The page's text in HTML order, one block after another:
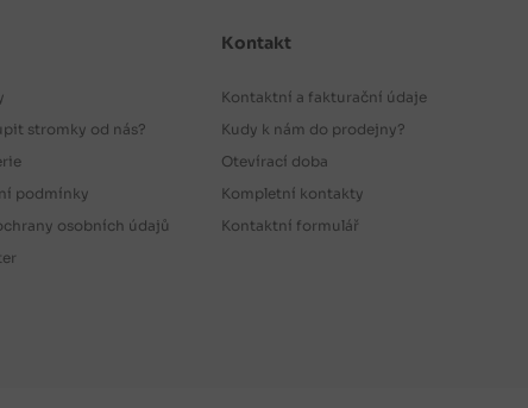
stromky od nás?
podmínky
osobních údajů
Kontakt
Kontaktní a fakturační údaje
Kudy k nám do prodejny?
Otevírací doba
Kompletní kontakty
Kontaktní formulář